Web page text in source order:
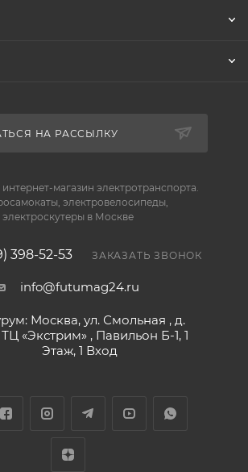
НА РАССЫЛКУ
магазин электротранспорта.
электровелосипеды,
электроскутеры в Москве
398-52-53 ЗАКАЗАТЬ ЗВОНОК
info@futumag24.ru
Москва, ул. Смольная , д.
«Экстрим» , Павильон Б-1, 1
Этаж, 1 Вход